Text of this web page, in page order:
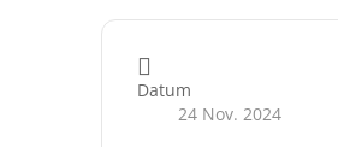
Datum
24 Nov. 2024